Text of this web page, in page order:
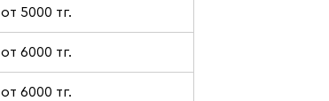
от 5000 тг.
от 6000 тг.
от 6000 тг.